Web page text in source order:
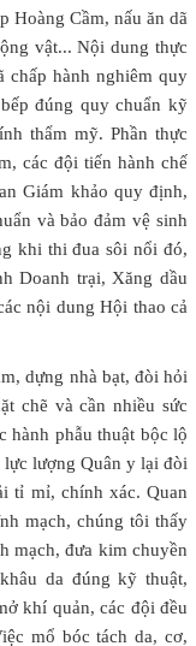
Hoàng Cầm, nấu ăn dã
vật... Nội dung thực
chấp hành nghiêm quy
đúng quy chuẩn kỹ
thẩm mỹ. Phần thực
các đội tiến hành chế
Giám khảo quy định,
và bảo đảm vệ sinh
khi thi đua sôi nổi đó,
Doanh trại, Xăng dầu
nội dung Hội thao cả
dựng nhà bạt, đòi hỏi
chẽ và cần nhiều sức
hành phẫu thuật bộc lộ
lượng Quân y lại đòi
tỉ mỉ, chính xác. Quan
mạch, chúng tôi thấy
mạch, đưa kim chuyền
da đúng kỹ thuật,
khí quản, các đội đều
mổ bóc tách da, cơ,